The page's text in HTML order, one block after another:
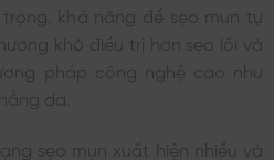
khả năng để sẹo mụn tự
khó điều trị hơn sẹo lồi và
pháp công nghệ cao như
da.
sẹo mụn xuất hiện nhiều và